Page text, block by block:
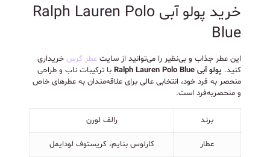
خرید پولو آبی Ralph Lauren Polo
Blue
این عطر جذاب و بی‌نظیر را می‌توانید از سایتعطر گرس خریداری
کنید. پولو آبی Ralph Lauren Polo Blue
با ترکیبات ناب و طراحی
منحصر به فرد خود، انتخابی عالی برای علاقه‌مندان به عطرهای خاص
و منحصربه‌فرد است.
برند رالف لورن
عطار کارلوس بنایم، کریستوف لودایمل